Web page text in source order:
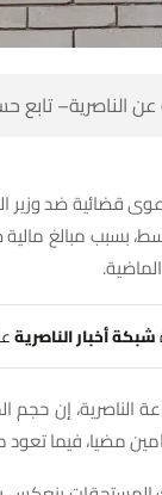
الناصرية–
قضائية ضد
بسبب مبالغ
شبكة أخبار الناصرية
مضيا، فيما تعود